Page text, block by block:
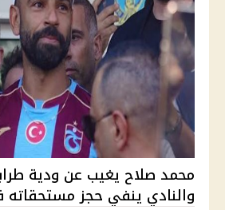
محمد صلاح يغيب عن ودية
والنادي ينفي حجز مستحقاته